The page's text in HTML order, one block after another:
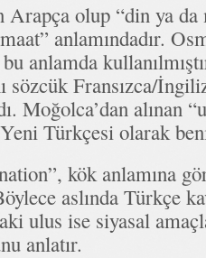
Arapça olup “din ya
anlamındadır.
anlamda
sözcük Fransızca/
Moğolca’dan alınan
Yeni Türkçesi olarak
kök anlamına
aslında Türkçe
ulus ise siyasal
anlatır.